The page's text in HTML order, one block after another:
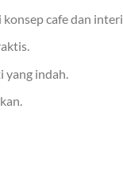
cafe dan
yang indah.